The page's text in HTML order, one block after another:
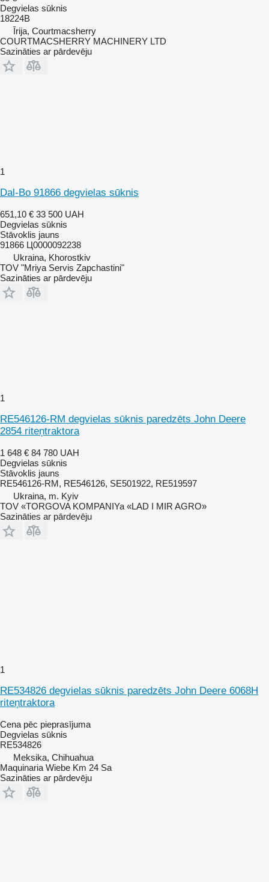
Degvielas sūknis
18224B
Īrija, Courtmacsherry
COURTMACSHERRY MACHINERY LTD
Sazināties ar pārdevēju
1
Dal-Bo 91866 degvielas sūknis
651,10 € 33 500 UAH
Degvielas sūknis
Stāvoklis jauns
91866 Ц0000092238
Ukraina, Khorostkiv
TOV "Mriya Servis Zapchastini"
Sazināties ar pārdevēju
1
RE546126-RM degvielas sūknis paredzēts John Deere
2854 riteņtraktora
1 648 € 84 780 UAH
Degvielas sūknis
Stāvoklis jauns
RE546126-RM, RE546126, SE501922, RE519597
Ukraina, m. Kyiv
TOV «TORGOVA KOMPANIYa «LAD I MIR AGRO»
Sazināties ar pārdevēju
1
RE534826 degvielas sūknis paredzēts John Deere 6068H
riteņtraktora
Cena pēc pieprasījuma
Degvielas sūknis
RE534826
Meksika, Chihuahua
Maquinaria Wiebe Km 24 Sa
Sazināties ar pārdevēju